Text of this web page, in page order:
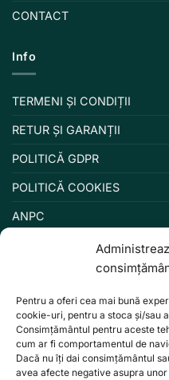
Pentru a oferi cea mai bună
cookie-uri, pentru a stoca și/sau
Consimțământul pentru aceste
cum ar fi comportamentul de
Dacă nu îți dai consimțământul
avea afecte negative asupra
CONTACT
Info
TERMENI ȘI CONDIȚII
RETUR ȘI GARANȚII
POLITICĂ GDPR
POLITICĂ COOKIES
ANPC